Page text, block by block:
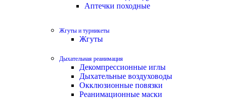
Аптечки походные
Жгуты и турникеты
Жгуты
Дыхательная реанимация
Декомпрессионные иглы
Дыхательные воздуховоды
Окклюзионные повязки
Реанимационные маски